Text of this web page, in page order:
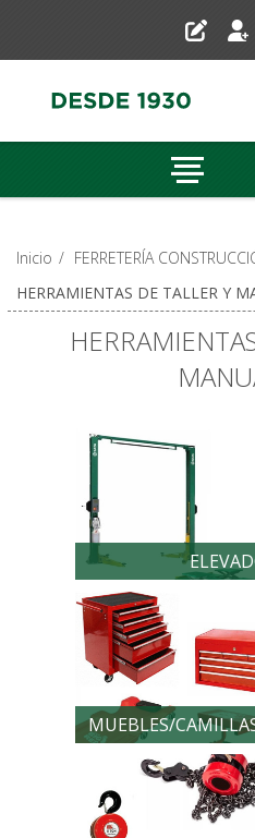
Inicio / FERRETERÍA
HERRAMIENTAS DE TALLER Y
MUEBLES/